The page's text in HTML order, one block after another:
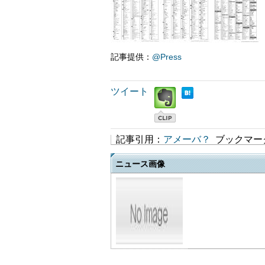
記事提供： @Press
ツイート
記事引用： アメーバ？ ブックマー
ニュース画像